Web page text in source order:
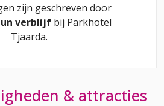
zijn geschreven door
verblijf bij Parkhotel
Tjaarda.
& attracties